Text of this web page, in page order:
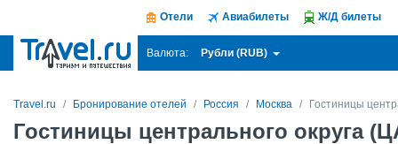
Отели Авиабилеты Ж/Д билеты
Валюта: Рубли (RUB)
Travel.ru Бронирование отелей Россия Москва Гостиницы
Гостиницы центрального округа